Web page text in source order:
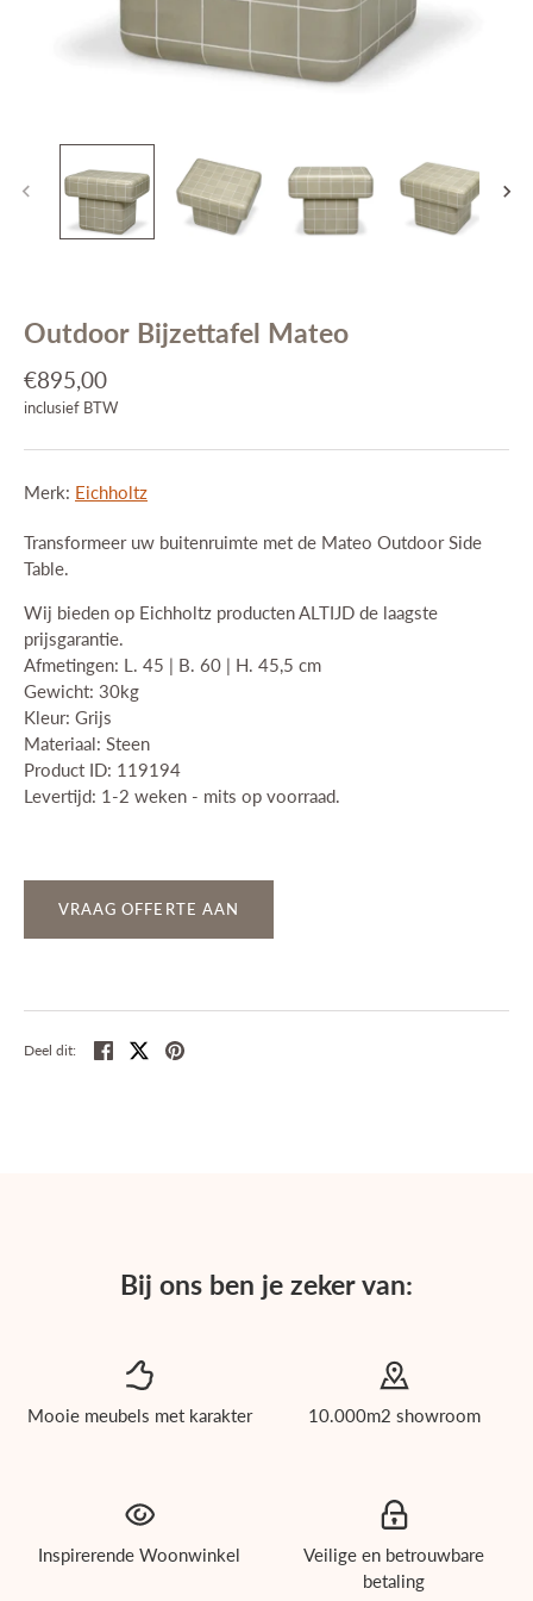
Projecten
Stijlkamers
Contact
Outdoor Bijzettafel Mateo
€895,00
inclusief BTW
Merk: Eichholtz
Transformeer uw buitenruimte met de Mateo Outdoor Side
Table.
Wij bieden op Eichholtz producten ALTIJD de laagste
prijsgarantie.
Afmetingen: L. 45 | B. 60 | H. 45,5 cm
Gewicht: 30kg
Kleur: Grijs
Materiaal: Steen
Product ID: 119194
Levertijd: 1-2 weken - mits op voorraad.
VRAAG OFFERTE AAN
Deel dit: Deel TweetPin
Bij ons ben je zeker van:
Mooie meubels met karakter 10.000m2 showroom
Inspirerende Woonwinkel
Veilige en betrouwbare
betaling